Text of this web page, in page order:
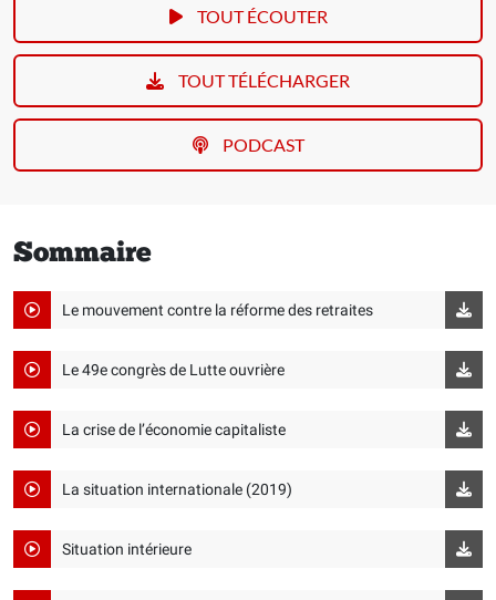
TOUT ÉCOUTER
TOUT TÉLÉCHARGER
PODCAST
Sommaire
Le mouvement contre la réforme des retraites
Le 49e congrès de Lutte ouvrière
La crise de l’économie capitaliste
La situation internationale (2019)
Situation intérieure